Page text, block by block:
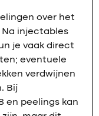
over het
injectables
je vaak direct
eventuele
verdwijnen
Bij
en peelings kan